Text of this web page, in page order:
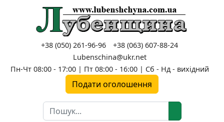
+38 (050) 261-96-96
+38 (063) 607-88-24
Lubenschina@ukr.net
Пн-Чт 08:00 - 17:00 | Пт 08:00 - 16:00 | Сб - Нд - вихідний
Подати оголошення
Пошук